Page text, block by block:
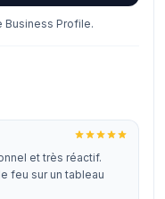
Business Profile.
et très réactif.
feu sur un tableau